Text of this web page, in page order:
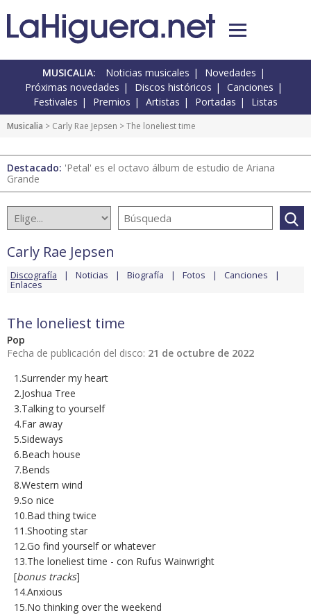
MUSICALIA: Noticias musicales
Novedades
Próximas novedades
Discos históricos
Canciones
Festivales
Premios Artistas Portadas Listas
Musicalia > Carly Rae Jepsen > The loneliest time
Destacado: 'Petal' es el octavo álbum de estudio de Ariana
Grande
Carly Rae Jepsen
Discografía Noticias Biografía Fotos Canciones
Enlaces
The loneliest time
Pop
Fecha de publicación del disco: 21 de octubre de 2022
1.Surrender my heart
2.Joshua Tree
3.Talking to yourself
4.Far away
5.Sideways
6.Beach house
7.Bends
8.Western wind
9.So nice
10.Bad thing twice
11.Shooting star
12.Go find yourself or whatever
13.The loneliest time - con Rufus Wainwright
[bonus tracks]
14.Anxious
15.No thinking over the weekend